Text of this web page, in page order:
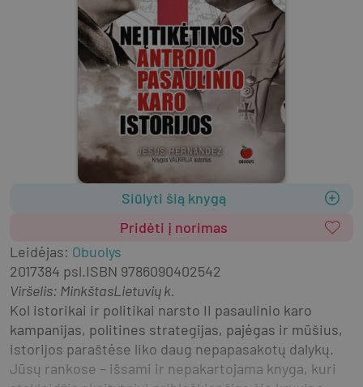
Siūlyti šią knygą
Pridėti į norimas
Leidėjas: Obuolys
2017384 psl.ISBN 9786090402542
Viršelis: MinkštasLietuvių k.
Kol istorikai ir politikai narsto II pasaulinio karo
kampanijas, politines strategijas, pajėgas ir mūšius,
istorijos paraštėse liko daug nepapasakotų dalykų.
Jūsų rankose – išsami ir nepakartojama knyga, kuri